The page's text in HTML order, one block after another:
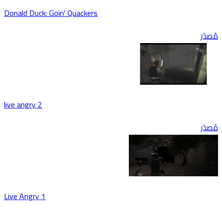
Donald Duck: Goin' Quackers
live angry 2
Live Angry 1